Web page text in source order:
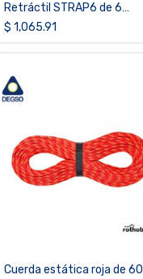
Retráctil STRAP6 de 6
metros de cinta
$ 1,065.91
Cuerda estática roja de 60